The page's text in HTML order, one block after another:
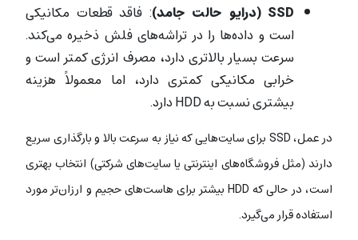
SSD (درایو حالت جامد)
: فاقد قطعات مکانیکی
است و داده‌ها را در تراشه‌های فلش ذخیره می‌کند.
سرعت بسیار بالاتری دارد، مصرف انرژی کمتر است و
خرابی مکانیکی کمتری دارد، اما معمولاً هزینه
بیشتری نسبت به HDD دارد.
در عمل، SSD برای سایت‌هایی که نیاز به سرعت بالا و بارگذاری سریع
دارند (مثل فروشگاه‌های اینترنتی یا سایت‌های شرکتی) انتخاب بهتری
است، در حالی که HDD بیشتر برای هاست‌های حجیم و ارزان‌تر مورد
استفاده قرار می‌گیرد.